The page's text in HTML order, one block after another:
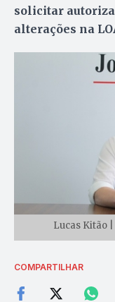
solicitar
alterações na
Lucas Kitão |
COMPARTILHAR